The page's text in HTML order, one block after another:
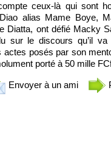
ceux-là qui sont
alias Mame Boye,
Diatta, ont défié Macky
sur le discours qu’il
posés par son
porté à 50 mille
Envoyer à un ami